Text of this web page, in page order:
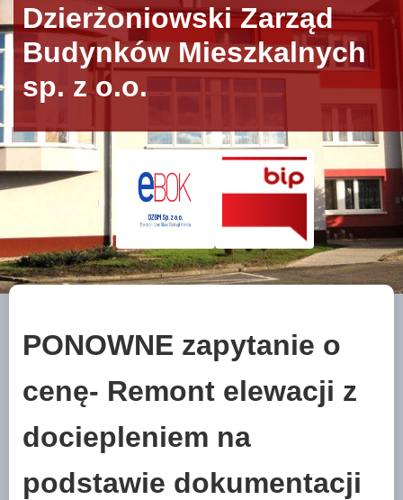
Dzierżoniowski Zarząd
Budynków Mieszkalnych
sp. z o.o.
PONOWNE zapytanie o
cenę- Remont elewacji z
dociepleniem na
podstawie dokumentacji